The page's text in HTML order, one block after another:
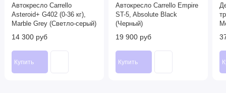
Автокресло Carrello
Asteroid+ G402 (0-36 кг),
Marble Grey (Светло-серый)
14 300 руб
Купить
Автокресло Carrello Empire
ST-5, Absolute Black
(Черный)
19 900 руб
Купить